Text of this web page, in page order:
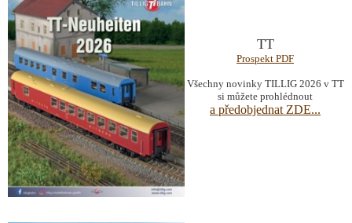
TT
Prospekt PDF
Všechny novinky TILLIG 2026 v TT
si můžete prohlédnout
a předobjednat ZDE...